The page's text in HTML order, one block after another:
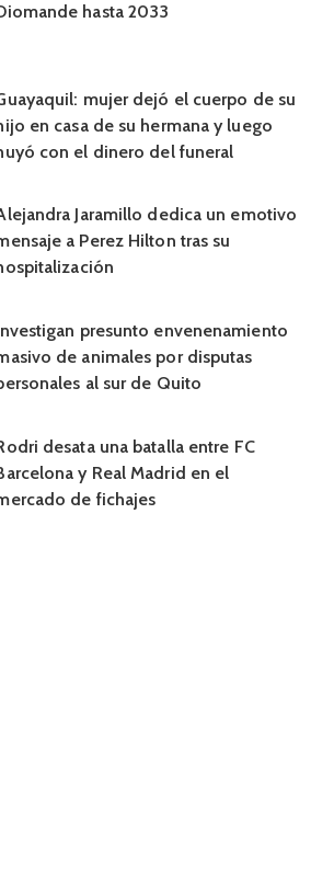
hasta 2033
mujer dejó el cuerpo de su
en casa de su hermana y luego
con el dinero del funeral
Jaramillo dedica un emotivo
a Perez Hilton tras su
presunto envenenamiento
de animales por disputas
al sur de Quito
desata una batalla entre FC
y Real Madrid en el
de fichajes